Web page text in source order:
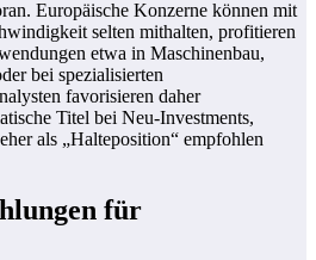
Europäische Konzerne können mit
selten mithalten, profitieren
etwa in Maschinenbau,
bei spezialisierten
favorisieren daher
Titel bei Neu-Investments,
als „Halteposition“ empfohlen
für